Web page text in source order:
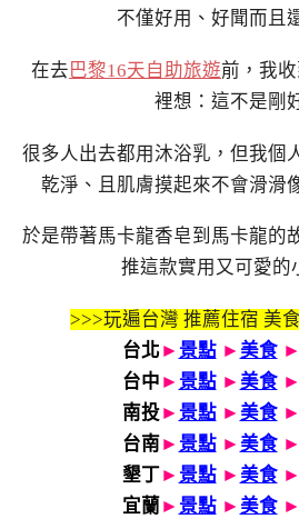
不僅好用、好聞而且
在去巴黎16天自助旅遊前，我
裡想：這不是剛
很多人出去都用沐浴乳，但我個
乾淨、且肌膚摸起來不會滑滑
於是帶著馬卡龍香皂到馬卡龍的
推這款實用又可愛的
>>>玩遍台灣 推薦住宿 美
台北 ► 景點 ► 美食►
台中 ► 景點 ► 美食►
南投► 景點 ► 美食►
台南► 景點 ► 美食►
墾丁► 景點 ► 美食►
宜蘭 ► 景點 ► 美食►